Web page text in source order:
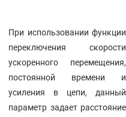
При использовании функции
переключения скорости
ускоренного перемещения,
постоянной времени и
усиления в цепи, данный
параметр задает расстояние